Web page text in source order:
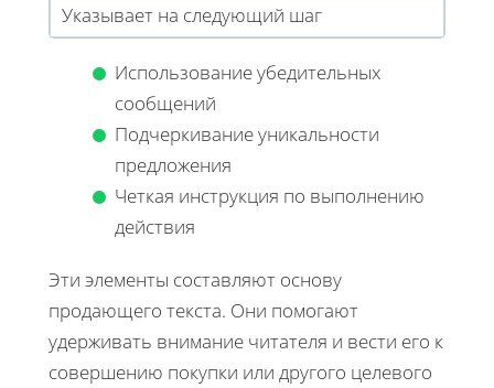
Указывает на следующий шаг
Использование убедительных
сообщений
Подчеркивание уникальности
предложения
Четкая инструкция по выполнению
действия
Эти элементы составляют основу
продающего текста. Они помогают
удерживать внимание читателя и вести его к
совершению покупки или другого целевого